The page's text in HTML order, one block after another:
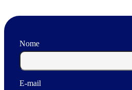
Nome
E-mail